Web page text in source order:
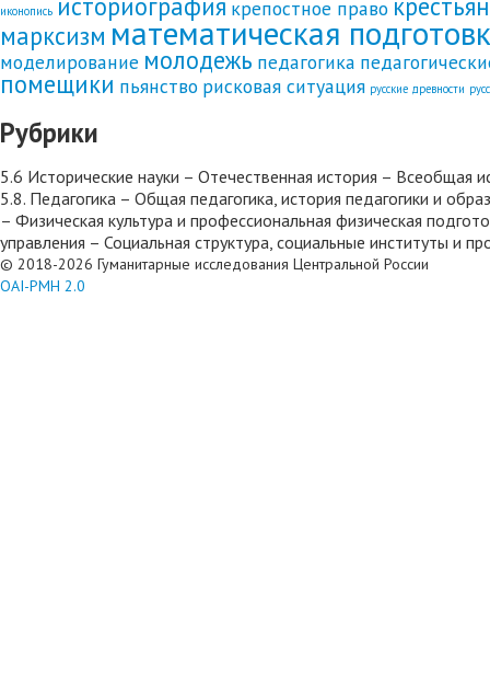
иконопись крепостное право
марксизм математическая
моделирование молодежь педагогика
помещики пьянство рисковая ситуация русские древности
Рубрики
5.6 Исторические науки – Отечественная история –
5.8. Педагогика – Общая педагогика, история педагогики и
– Физическая культура и профессиональная физическая
управления – Социальная структура, социальные институты и
© 2018-2026 Гуманитарные исследования Центральной России
OAI-PMH 2.0